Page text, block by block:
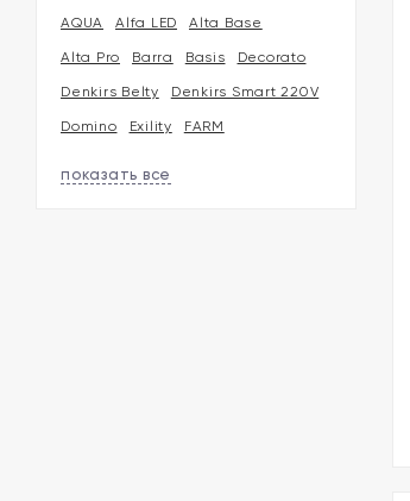
AQUA Alfa LED Alta Base
Alta Pro Barra Basis Decorato
Denkirs Belty Denkirs Smart 220V
Domino Exility FARM
показать все